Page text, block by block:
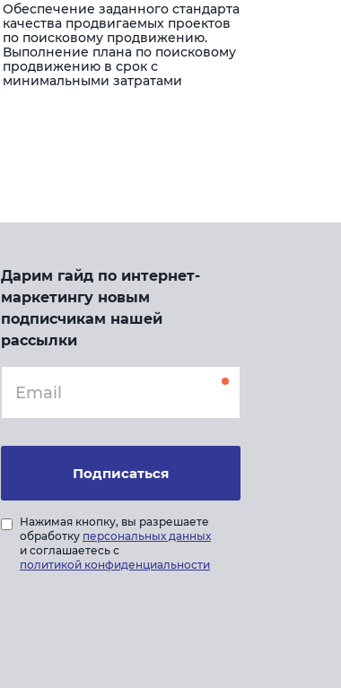
Обеспечение заданного стандарта
качества продвигаемых проектов
по поисковому продвижению.
Выполнение плана по поисковому
продвижению в срок с
минимальными затратами
Дарим гайд по интернет-
маркетингу новым
подписчикам нашей
рассылки
Подписаться
Нажимая кнопку, вы разрешаете
обработку персональных данных
и соглашаетесь с
политикой конфиденциальности